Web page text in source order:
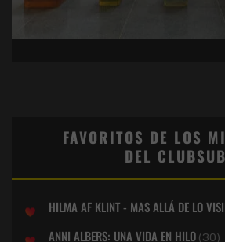
FAVORITOS DE LOS
DEL CLUBSUB
HILMA AF KLINT - MAS ALLÁ DE LO
ANNI ALBERS: UNA VIDA EN HILO (30)